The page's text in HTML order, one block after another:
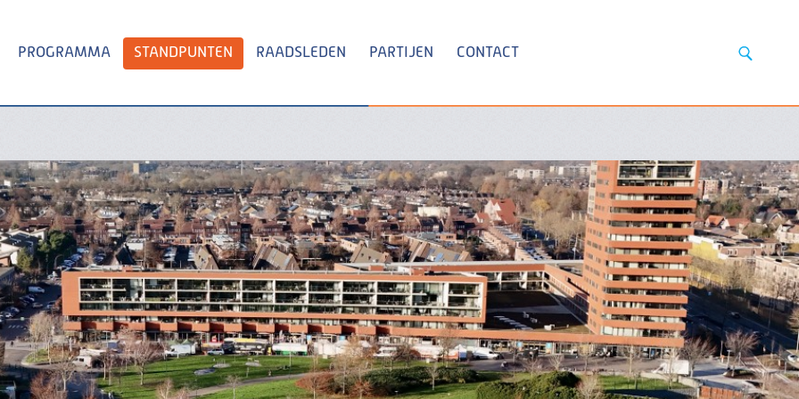
PROGRAMMA STANDPUNTEN RAADSLEDEN PARTIJEN CONTACT
Zoeken